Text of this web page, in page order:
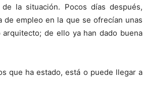
la situación. Pocos días después,
empleo en la que se ofrecían unas
de ello ya han dado buena
que ha estado, está o puede llegar a